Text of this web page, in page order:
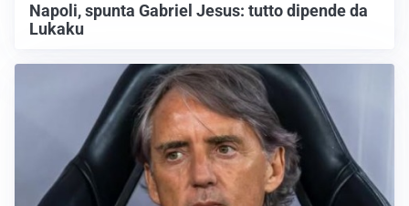
Napoli, spunta Gabriel Jesus: tutto dipende da
Lukaku